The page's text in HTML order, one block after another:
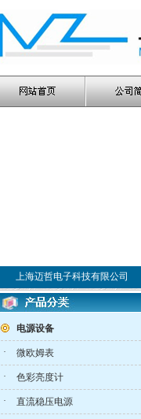
上海迈哲电子科技有限公司
电源设备
· 微欧姆表
· 色彩亮度计
· 直流稳压电源